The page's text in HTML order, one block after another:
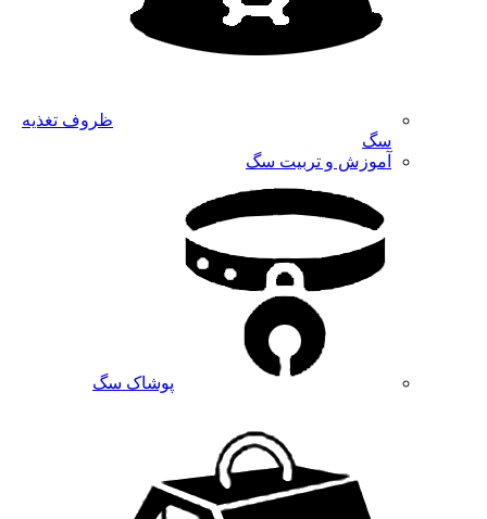
ظروف تغذیه
سگ
آموزش و تربیت سگ
پوشاک سگ